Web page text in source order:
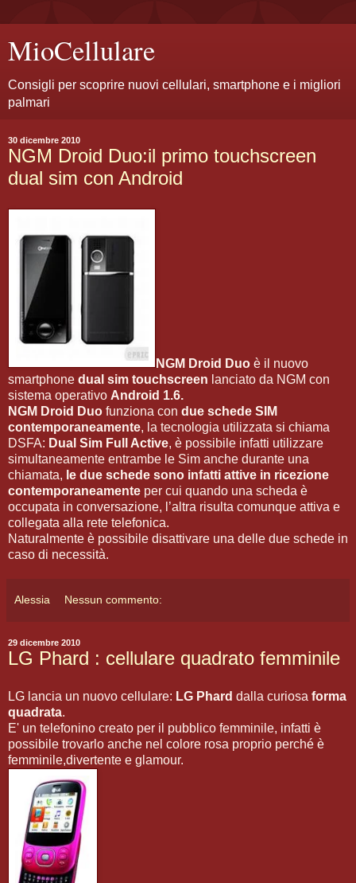
MioCellulare
Consigli per scoprire nuovi cellulari, smartphone e i migliori
palmari
30 dicembre 2010
NGM Droid Duo:il primo touchscreen
dual sim con Android
NGM Droid Duo è il nuovo
smartphone dual sim touchscreen lanciato da NGM con
sistema operativo Android 1.6.
NGM Droid Duo funziona con due schede SIM
contemporaneamente, la tecnologia utilizzata si chiama
DSFA: Dual Sim Full Active, è possibile infatti utilizzare
simultaneamente entrambe le Sim anche durante una
chiamata, le due schede sono infatti attive in ricezione
contemporaneamente per cui quando una scheda è
occupata in conversazione, l’altra risulta comunque attiva e
collegata alla rete telefonica.
Naturalmente è possibile disattivare una delle due schede in
caso di necessità.
Alessia Nessun commento:
29 dicembre 2010
LG Phard : cellulare quadrato femminile
LG lancia un nuovo cellulare: LG Phard dalla curiosa forma
quadrata.
E' un telefonino creato per il pubblico femminile, infatti è
possibile trovarlo anche nel colore rosa proprio perché è
femminile,divertente e glamour.